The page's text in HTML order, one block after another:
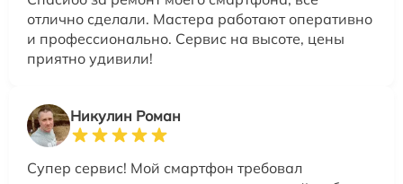
отлично сделали. Мастера работают оперативно
и профессионально. Сервис на высоте, цены
приятно удивили!
Никулин Роман
Супер сервис! Мой смартфон требовал